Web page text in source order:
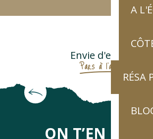
A
RÉSA
Envie d'explorer ?
Pars à l'aventure !
Col du Tourmalet, lacets de
ON T’EN DIRA